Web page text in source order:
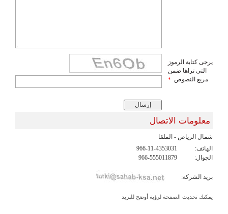
يرجى كتابة الرموز
التي تراها ضمن
مربع النصوص *
معلومات الاتصال
شمال الرياض - الملقا
الهاتف:
966-11-4353031
الجوال:
966-555011879
بريد الشركة:
يمكنك تحديث الصفحة لرؤية أوضح للبريد